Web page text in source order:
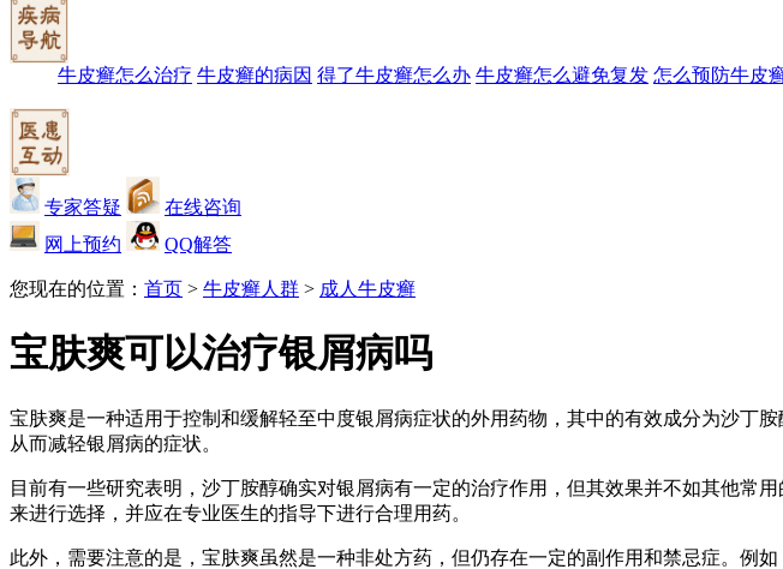
牛皮癣怎么治疗 牛皮癣的病因 得了牛皮癣怎么办 牛皮癣怎么避免复发 怎么预防牛皮
专家答疑
在线咨询
网上预约
QQ解答
您现在的位置： 首页 > 牛皮癣人群 > 成人牛皮癣
宝肤爽可以治疗银屑病吗
宝肤爽是一种适用于控制和缓解轻至中度银屑病症状的外用药物，其中的有效成分为沙丁
从而减轻银屑病的症状。
目前有一些研究表明，沙丁胺醇确实对银屑病有一定的治疗作用，但其效果并不如其他常
来进行选择，并应在专业医生的指导下进行合理用药。
此外，需要注意的是，宝肤爽虽然是一种非处方药，但仍存在一定的副作用和禁忌症。例